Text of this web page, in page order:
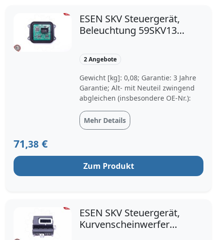
ESEN SKV Steuergerät,
Beleuchtung 59SKV135
7295702 7182396
2 Angebote
Gewicht [kg]: 0,08; Garantie: 3 Jahre
Garantie; Alt- mit Neuteil zwingend
abgleichen (insbesondere OE-Nr.):
Mehr Details
71,38 €
Zum Produkt
ESEN SKV Steuergerät,
Kurvenscheinwerfer